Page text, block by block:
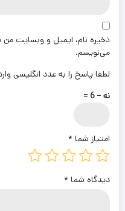
ذخیره نام، ایمیل و وبسایت من
می‌نویسم.
لطفا پاسخ را به عدد انگلیسی
نه − 6 =
امتیاز شما *
دیدگاه شما *